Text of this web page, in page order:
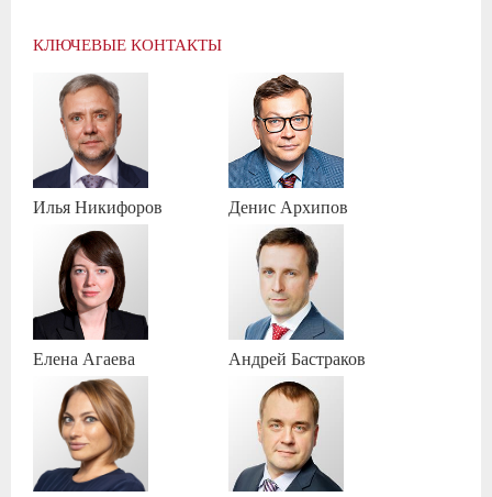
КЛЮЧЕВЫЕ КОНТАКТЫ
ИльяНикифоров Денис Архипов
Елена Агаева Андрей Бастраков